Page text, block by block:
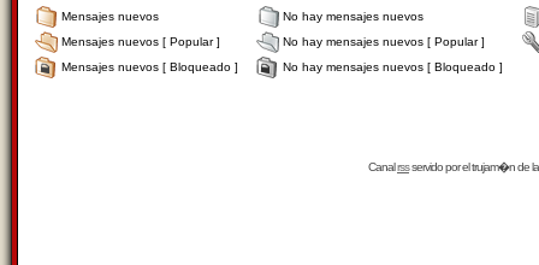
Mensajes nuevos
No hay mensajes nuevos
Mensajes nuevos [ Popular ]
No hay mensajes nuevos [ Popular ]
Mensajes nuevos [ Bloqueado ]
No hay mensajes nuevos [ Bloqueado ]
Canalrssservido por eltrujam�nde